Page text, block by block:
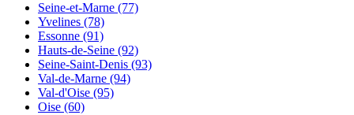
Seine-et-Marne (77)
Yvelines (78)
Essonne (91)
Hauts-de-Seine (92)
Seine-Saint-Denis (93)
Val-de-Marne (94)
Val-d'Oise (95)
Oise (60)